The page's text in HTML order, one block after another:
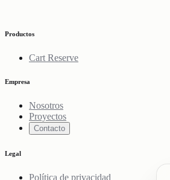
Productos
Cart Reserve
Empresa
Nosotros
Proyectos
Contacto
Legal
Política de privacidad